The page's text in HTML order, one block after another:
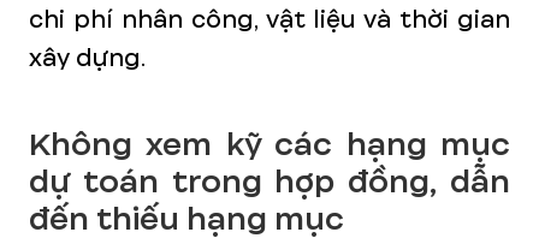
chi phí nhân công, vật liệu và thời gian
xây dựng.
Không xem kỹ các hạng mục
dự toán trong hợp đồng, dẫn
đến thiếu hạng mục